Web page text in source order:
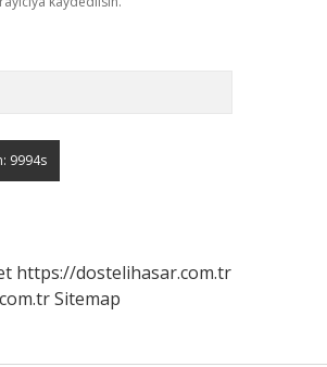
https://dostelihasar.com.tr
Sitemap